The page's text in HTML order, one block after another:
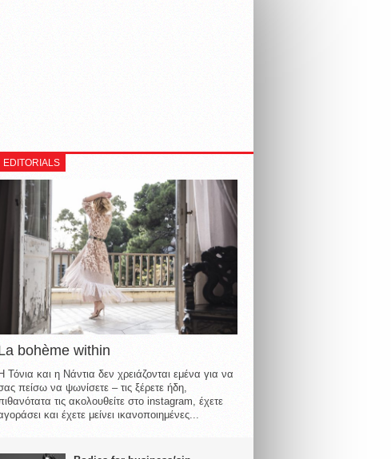
EDITORIALS
bohème within
Τόνια και η Νάντια δεν χρειάζονται εμένα για να
πείσω να ψωνίσετε – τις ξέρετε ήδη,
τις ακολουθείτε στο instagram, έχετε
και έχετε μείνει ικανοποιημένες...